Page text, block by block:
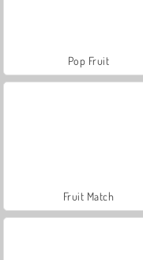
Pop Fruit
Fruit Match